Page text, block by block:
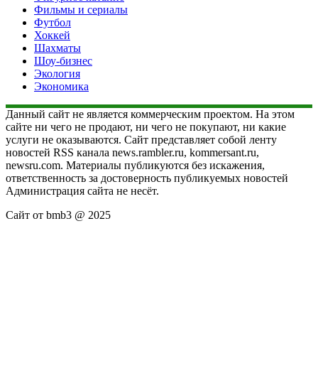
Фильмы и сериалы
Футбол
Хоккей
Шахматы
Шоу-бизнес
Экология
Экономика
Данный сайт не является коммерческим проектом. На этом
сайте ни чего не продают, ни чего не покупают, ни какие
услуги не оказываются. Сайт представляет собой ленту
новостей RSS канала news.rambler.ru, kommersant.ru,
newsru.com. Материалы публикуются без искажения,
ответственность за достоверность публикуемых новостей
Администрация сайта не несёт.
Сайт от bmb3 @ 2025